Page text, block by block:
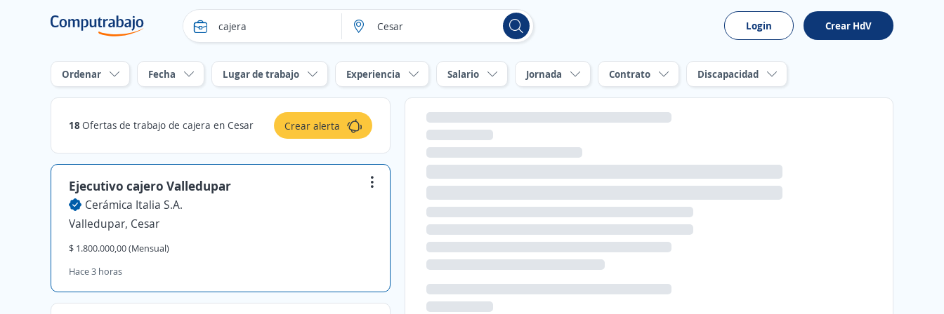
Login Crear HdV
Ordenar Fecha Lugar de trabajo Experiencia Salario Jornada Contrato Discapacidad
18 Ofertas de trabajo de cajera en Cesar Crear alerta
Ejecutivo cajero Valledupar
Cerámica Italia S.A.
Valledupar, Cesar
$ 1.800.000,00 (Mensual)
Hace 3 horas